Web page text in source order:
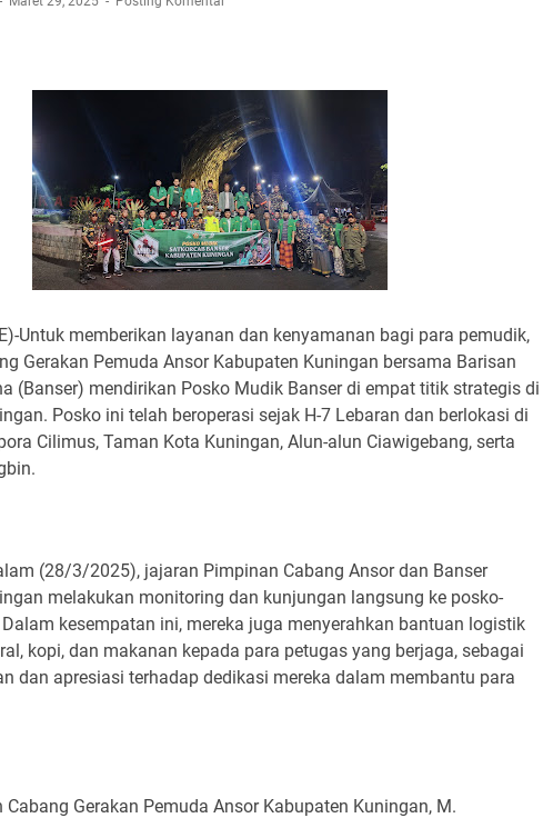
Embun Pagi Rabu 5 Agustus 2026: Tidak Perlu Iri, Kita Punya Takdir Masing-masing, Hidup
yang Terlihat Mewah, Belum Tentu Indah
Ayo Salat Kawan! Ini Jadwal Salat Wilayah Kuningan Rabu 5 Agustus 2026
Agenda Kegiatan Bupati Kuningan Kamis 6 Agustus 2026 Ada Tiga Acara
Untuk memberikan layanan dan kenyamanan bagi para pemudik,
Gerakan Pemuda Ansor Kabupaten Kuningan bersama Barisan
(Banser) mendirikan Posko Mudik Banser di empat titik strategis di
Posko ini telah beroperasi sejak H-7 Lebaran dan berlokasi di
Cilimus, Taman Kota Kuningan, Alun-alun Ciawigebang, serta
(28/3/2025), jajaran Pimpinan Cabang Ansor dan Banser
melakukan monitoring dan kunjungan langsung ke posko-
kesempatan ini, mereka juga menyerahkan bantuan logistik
kopi, dan makanan kepada para petugas yang berjaga, sebagai
dan apresiasi terhadap dedikasi mereka dalam membantu para
Cabang Gerakan Pemuda Ansor Kabupaten Kuningan, M.